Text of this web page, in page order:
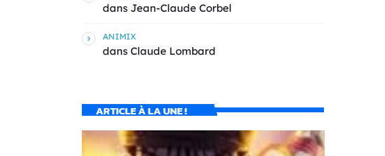
dans Jean-Claude Corbel
ANIMIX
dans Claude Lombard
ARTICLE À LA UNE !